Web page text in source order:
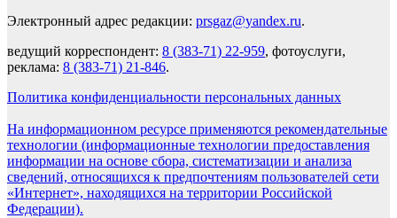
Электронный адрес редакции: prsgaz@yandex.ru.
ведущий корреспондент: 8 (383-71) 22-959, фотоуслуги,
реклама: 8 (383-71) 21-846.
Политика конфиденциальности персональных данных
На информационном ресурсе применяются рекомендательные
технологии (информационные технологии предоставления
информации на основе сбора, систематизации и анализа
сведений, относящихся к предпочтениям пользователей сети
«Интернет», находящихся на территории Российской
Федерации).